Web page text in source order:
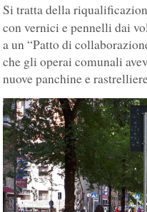
Si tratta della
con vernici e pennelli dai
a un “Patto di
che gli operai comunali
nuove panchine e